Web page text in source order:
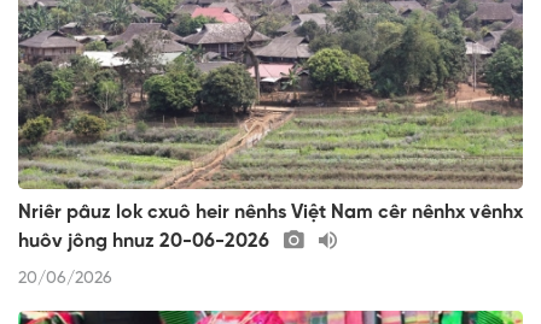
Nriêr pâuz lok cxuô heir nênhs Việt Nam cêr nênhx vênhx
huôv jông hnuz 20-06-2026
20/06/2026